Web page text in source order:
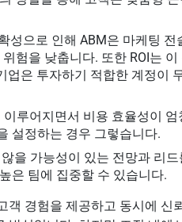
성으로 인해 ABM은 마케팅 전
험을 낮춥니다. 또한 ROI는
업은 투자하기 적합한 계정이
루어지면서 비용 효율성이 엄
설정하는 경우 그렇습니다.
을 가능성이 있는 전망과 리드
은 팀에 집중할 수 있습니다.
객 경험을 제공하고 동시에 신